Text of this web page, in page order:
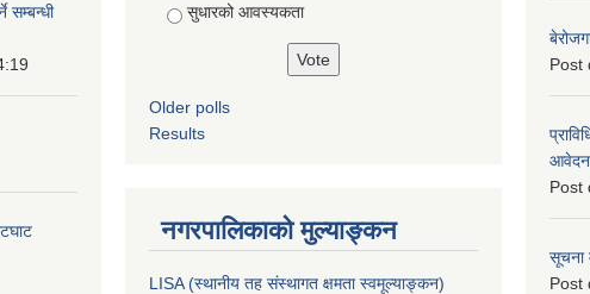
सम्बन्धी
सुधारको आवस्यकता
Older polls
Results
नगरपालिकाको मुल्याङ्कन
LISA (स्थानीय तह संस्थागत क्षमता स्वमूल्याङ्कन)
Post
Post
सूचना
Post